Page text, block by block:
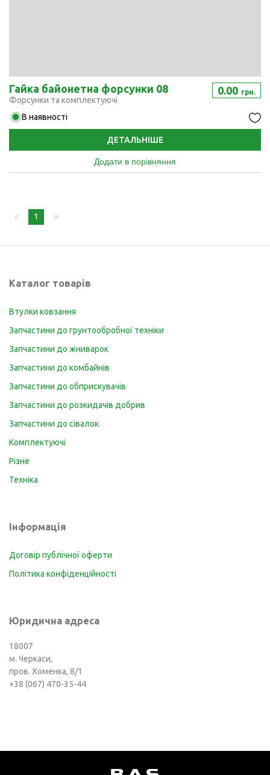
Гайка байонетна форсунки 08
Форсунки та комплектуючі
0.00 грн.
В наявності
ДЕТАЛЬНІШЕ
Додати в порівняння
pageYou're
1 page
Каталог товарів
Втулки ковзання
Запчастини до грунтообробної техніки
Запчастини до жниварок
Запчастини до комбайнів
Запчастини до обприскувачів
Запчастини до розкидачів добрив
Запчастини до сівалок
Комплектуючі
Різне
Техніка
Інформація
Договір публічної оферти
Політика конфіденційності
Юридична адреса
18007
м. Черкаси,
пров. Хоменка, 8/1
+38 (067) 470-35-44